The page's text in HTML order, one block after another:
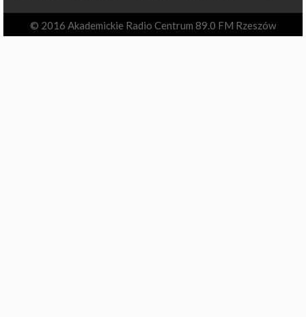
© 2016 Akademickie Radio Centrum 89.0 FM Rzeszów